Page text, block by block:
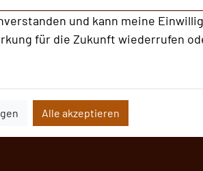
und kann meine
für die Zukunft wiederrufen
Alle akzeptieren